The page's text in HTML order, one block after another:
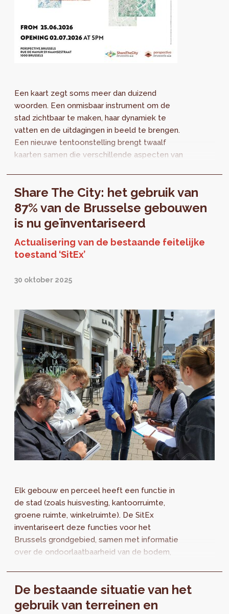
Een kaart zegt soms meer dan duizend
woorden. Een onmisbaar instrument om de
stad zichtbaar te maken, haar dynamiek te
vatten en de uitdagingen in beeld te brengen.
Een nieuwe tentoonstelling brengt twaalf
kaarten samen die verschillende aspecten van
aanwezigheid van natuur en de
ondoorlaatbaarheid van de bodem. Te
ontdekken in de exporuimte van Perspective!
De vernissage vindt plaats op 2 juli, om 17u.
Share The City: het gebruik van
87% van de Brusselse gebouwen
is nu geïnventariseerd
Actualisering van de bestaande feitelijke
toestand ‘SitEx’
30 oktober 2025
Elk gebouw en perceel heeft een functie in
de stad (zoals huisvesting, kantoorruimte,
groene ruimte, winkelruimte). De SitEx
inventariseert deze functies voor het
Brussels grondgebied, samen met informatie
over de ondoorlaatbaarheid van de bodem,
van de prioritaire uitdagingen inzake stedelijke
ontwikkeling en functiegemengdheid in het
De bestaande situatie van het
gebruik van terreinen en